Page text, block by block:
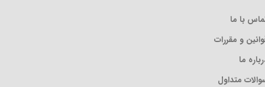
با ما
و مقررات
ما
متداول